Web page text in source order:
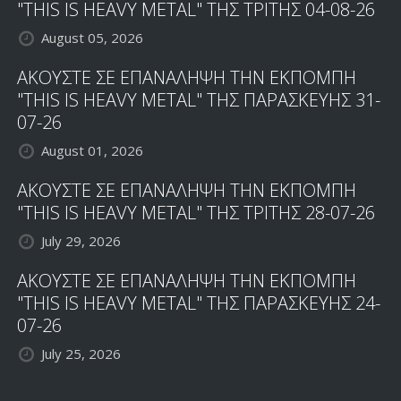
"THIS IS HEAVY METAL" ΤΗΣ ΤΡΙΤΗΣ 04-08-26
August 05, 2026
ΑΚΟΥΣΤΕ ΣΕ ΕΠΑΝΑΛΗΨΗ ΤΗΝ ΕΚΠΟΜΠΗ
"THIS IS HEAVY METAL" ΤΗΣ ΠΑΡΑΣΚΕΥΗΣ 31-
07-26
August 01, 2026
ΑΚΟΥΣΤΕ ΣΕ ΕΠΑΝΑΛΗΨΗ ΤΗΝ ΕΚΠΟΜΠΗ
"THIS IS HEAVY METAL" ΤΗΣ ΤΡΙΤΗΣ 28-07-26
July 29, 2026
ΑΚΟΥΣΤΕ ΣΕ ΕΠΑΝΑΛΗΨΗ ΤΗΝ ΕΚΠΟΜΠΗ
"THIS IS HEAVY METAL" ΤΗΣ ΠΑΡΑΣΚΕΥΗΣ 24-
07-26
July 25, 2026